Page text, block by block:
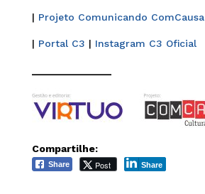
| Projeto Comunicando ComCausa
| Portal C3 | Instagram C3 Oficial
Compartilhe:
Share Post Share